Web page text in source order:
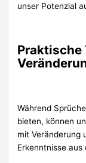
unser Potenzial
Praktische
Während
bieten, können
mit Veränderung
Erkenntnisse